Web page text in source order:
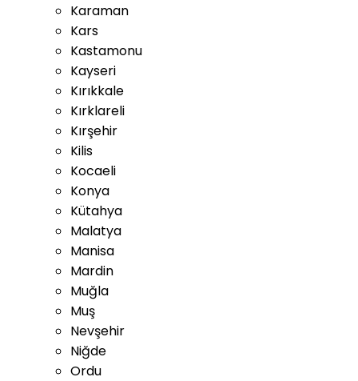
Karaman
Kars
Kastamonu
Kayseri
Kırıkkale
Kırklareli
Kırşehir
Kilis
Kocaeli
Konya
Kütahya
Malatya
Manisa
Mardin
Muğla
Muş
Nevşehir
Niğde
Ordu